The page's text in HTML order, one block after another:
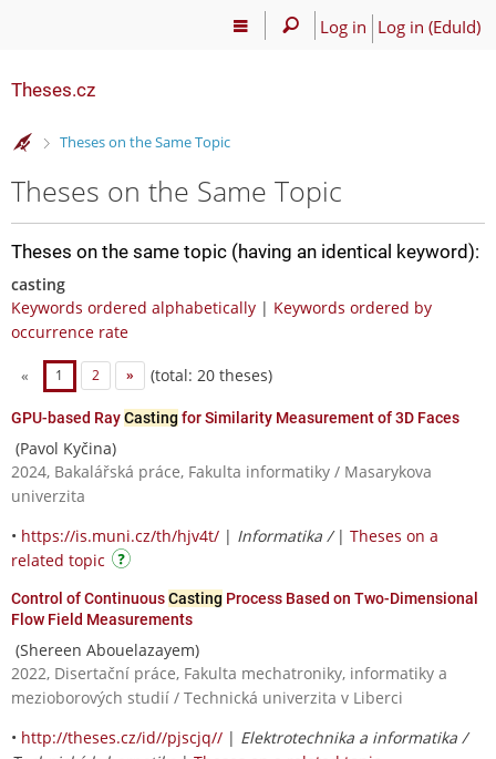
Log in Log in (EduId)
Theses.cz
>
Theses on the Same Topic
Theses on the Same Topic
Theses on the same topic (having an identical keyword):
casting
Keywords ordered alphabetically | Keywords ordered by
occurrence rate
« 1 2 » (total: 20 theses)
GPU-based RayCasting for Similarity Measurement of 3D Faces
(Pavol Kyčina)
2024, Bakalářská práce, Fakulta informatiky / Masarykova
univerzita
• https://is.muni.cz/th/hjv4t/ | Informatika / | Theses on a
related topic
Control of ContinuousCasting Process Based on Two-Dimensional
Flow Field Measurements
(Shereen Abouelazayem)
2022, Disertační práce, Fakulta mechatroniky, informatiky a
mezioborových studií / Technická univerzita v Liberci
• http://theses.cz/id//pjscjq// | Elektrotechnika a informatika /